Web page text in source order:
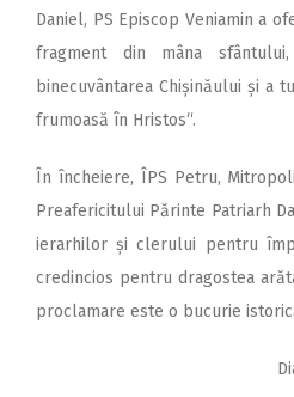
Daniel, PS Episcop Veniamin a
fragment din mâna
binecuvântarea Chișinăului și a
frumoasă în Hristos“.
În încheiere, ÎPS Petru,
Preafericitului Părinte Patriarh
ierarhilor și clerului pentru
credincios pentru dragostea
proclamare este o bucurie